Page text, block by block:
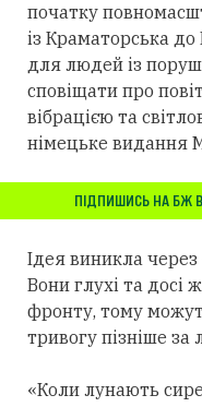
початку
із Краматорська
для людей із
сповіщати про
вібрацією та
німецьке видання
ПІДПИШИСЬ НА БЖ В
Ідея виникла через
Вони глухі та досі
фронту, тому
тривогу пізніше
«Коли лунають